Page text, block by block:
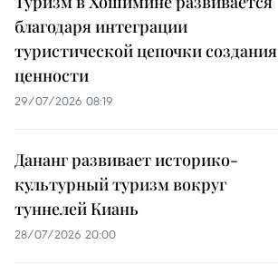
благодаря интеграции
туристической цепочки создания
ценности
29/07/2026 08:19
Дананг развивает историко-
культурный туризм вокруг
туннелей Киань
28/07/2026 20:00